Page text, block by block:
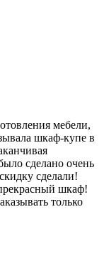
мебели,
шкаф-купе в
сделано очень
сделали!
шкаф!
только